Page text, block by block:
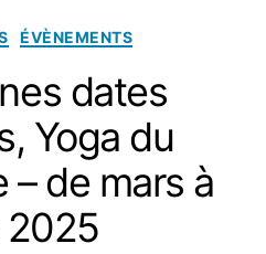
Catégories
ÉVÈNEMENTS
dates
Yoga du
– de mars à
2025